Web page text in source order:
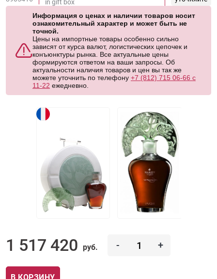
in gift box
Информация о ценах и наличии товаров носит
ознакомительный характер и может быть не
точной.
Цены на импортные товары особенно сильно
зависят от курса валют, логистических цепочек и
конъюнктуры рынка. Все актуальные цены
формируются ответом на ваши запросы. Об
актуальности наличия товаров и цен вы так же
можете уточнить по телефону +7 (812) 715 06-66 с
11-22 ежедневно.
1 517 420 руб. - +